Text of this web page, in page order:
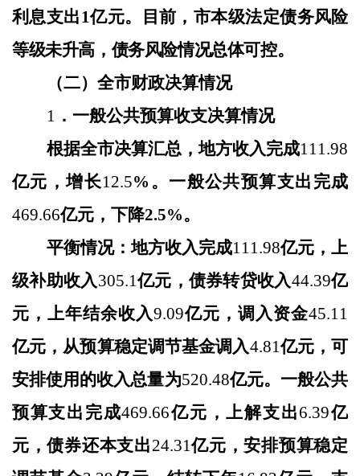
利息支出1亿元。目前，市本级法定债务风险
等级未升高，债务风险情况总体可控。
（二）全市财政决算情况
1 ．一般公共预算收支决算情况
根据全市决算汇总，地方收入完成111.98
亿元，增长12.5%。一般公共预算支出完成
469.66亿元， 下降2.5%。
平衡情况：地方收入完成111.98亿元，上
级补助收入305.1亿元，债券转贷收入44.39亿
元，上年结余收入9.09亿元，调入资金45.11
亿元，从预算稳定调节基金调入4.81亿元，可
安排使用的收入总量为520.48亿元。一般公共
预算支出完成469.66亿元，上解支出6.39亿
元，债券还本支出24.31亿元，安排预算稳定